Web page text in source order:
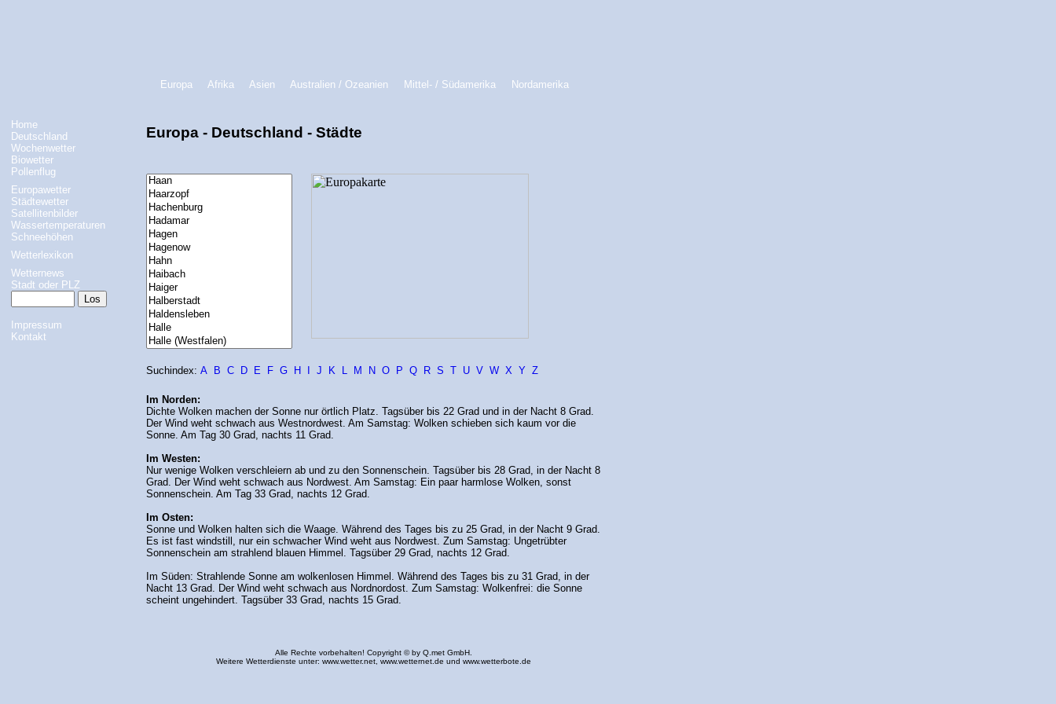
Europa Afrika Asien Australien / Ozeanien Mittel- / Südamerika Nordamerika
Home
Deutschland
Wochenwetter
Biowetter
Pollenflug
Europawetter
Städtewetter
Satellitenbilder
Wassertemperaturen
Schneehöhen
Wetterlexikon
Wetternews
Stadt oder PLZ
Impressum
Kontakt
Europa - Deutschland - Städte
Suchindex: A B C D E F G H J K L M N O P Q R S T U V W X Y Z
Im Norden:
Dichte Wolken machen der Sonne nur örtlich Platz. Tagsüber bis 22 Grad und in der Nacht 8 Grad.
Der Wind weht schwach aus Westnordwest. Am Samstag: Wolken schieben sich kaum vor die
Sonne. Am Tag 30 Grad, nachts 11 Grad.
Im Westen:
Nur wenige Wolken verschleiern ab und zu den Sonnenschein. Tagsüber bis 28 Grad, in der Nacht 8
Grad. Der Wind weht schwach aus Nordwest. Am Samstag: Ein paar harmlose Wolken, sonst
Sonnenschein. Am Tag 33 Grad, nachts 12 Grad.
Im Osten:
Sonne und Wolken halten sich die Waage. Während des Tages bis zu 25 Grad, in der Nacht 9 Grad.
Es ist fast windstill, nur ein schwacher Wind weht aus Nordwest. Zum Samstag: Ungetrübter
Sonnenschein am strahlend blauen Himmel. Tagsüber 29 Grad, nachts 12 Grad.
Im Süden: Strahlende Sonne am wolkenlosen Himmel. Während des Tages bis zu 31 Grad, in der
Nacht 13 Grad. Der Wind weht schwach aus Nordnordost. Zum Samstag: Wolkenfrei: die Sonne
scheint ungehindert. Tagsüber 33 Grad, nachts 15 Grad.
Alle Rechte vorbehalten! Copyright © by Q.met GmbH.
Weitere Wetterdienste unter: www.wetter.net, www.wetternet.de und www.wetterbote.de